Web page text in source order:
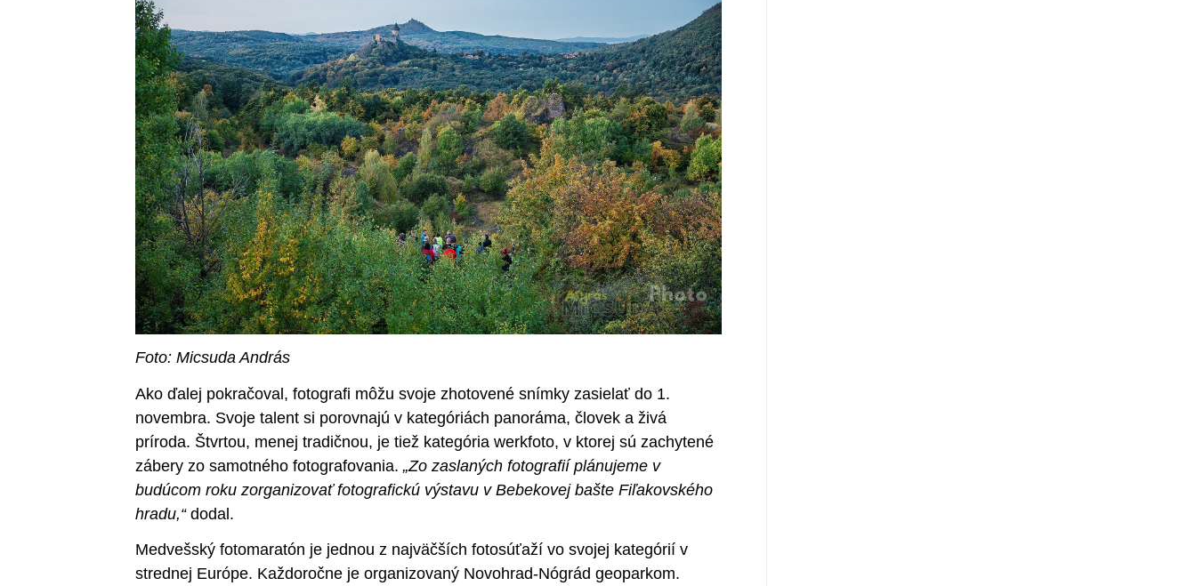
Foto: Micsuda András
Ako ďalej pokračoval, fotografi môžu svoje zhotovené snímky zasielať do 1.
novembra. Svoje talent si porovnajú v kategóriách panoráma, človek a živá
príroda. Štvrtou, menej tradičnou, je tiež kategória werkfoto, v ktorej sú zachytené
zábery zo samotného fotografovania. „Zo zaslaných fotografií plánujeme v
budúcom roku zorganizovať fotografickú výstavu v Bebekovej bašte Fiľakovského
hradu,“dodal.
Medvešský fotomaratón je jednou z najväčších fotosúťaží vo svojej kategórií v
strednej Európe. Každoročne je organizovaný Novohrad-Nógrád geoparkom.